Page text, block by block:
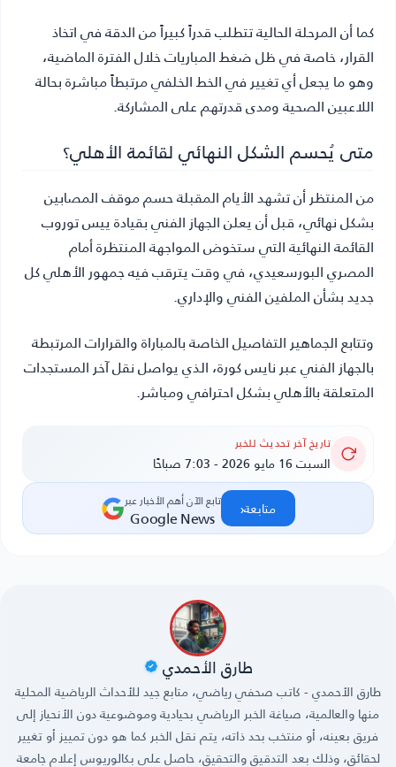
كما أن المرحلة الحالية تتطلب قدراً كبيراً من الدقة في اتخاذ
القرار، خاصة في ظل ضغط المباريات خلال الفترة الماضية،
وهو ما يجعل أي تغيير في الخط الخلفي مرتبطاً مباشرة بحالة
اللاعبين الصحية ومدى قدرتهم على المشاركة.
متى يُحسم الشكل النهائي لقائمة الأهلي؟
من المنتظر أن تشهد الأيام المقبلة حسم موقف المصابين
بشكل نهائي، قبل أن يعلن الجهاز الفني بقيادة ييس توروب
القائمة النهائية التي ستخوض المواجهة المنتظرة أمام
المصري البورسعيدي، في وقت يترقب فيه جمهور الأهلي كل
جديد بشأن الملفين الفني والإداري.
وتتابع الجماهير التفاصيل الخاصة بالمباراة والقرارات المرتبطة
بالجهاز الفني عبرنايس كورة، الذي يواصل نقل آخر المستجدات
المتعلقة بالأهلي بشكل احترافي ومباشر.
تاريخ آخر تحديث للخبر
السبت 16 مايو 2026 - 7:03 صباحًا
تابع الآن أهم الأخبار عبر
Google News متابعة‹
طارق الأحمدي
طارق الأحمدي - كاتب صحفي رياضي، متابع جيد للأحداث الرياضية المحلية
منها والعالمية، صياغة الخبر الرياضي بحيادية وموضوعية دون الأنحياز إلى
فريق بعينه، أو منتخب بحد ذاته، يتم نقل الخبر كما هو دون تمييز أو تغيير
لحقائق، وذلك بعد التدقيق والتحقيق، حاصل على بكالوريوس إعلام جامعة